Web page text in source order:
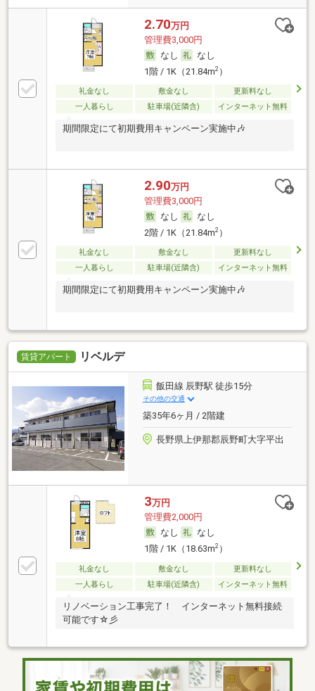
2.70万円
管理費3,000円
なし
なし
1階 / 1K（21.84m2）
礼金なし 敷金なし
更新料なし
一人暮らし
駐車場(近隣含) インターネット無料
期間限定にて初期費用キャンペーン実施中🎶
2.90万円
管理費3,000円
なし
なし
2階 / 1K（21.84m2）
礼金なし 敷金なし
更新料なし
一人暮らし
駐車場(近隣含) インターネット無料
期間限定にて初期費用キャンペーン実施中🎶
賃貸アパート リベルデ
飯田線 辰野駅 徒歩15分
その他の交通
築35年6ヶ月 / 2階建
長野県上伊那郡辰野町大字平出
3万円
管理費2,000円
なし
なし
1階 / 1K（18.63m2）
礼金なし 敷金なし
更新料なし
一人暮らし
駐車場(近隣含) インターネット無料
リノベーション工事完了！ インターネット無料接続
可能です☆彡